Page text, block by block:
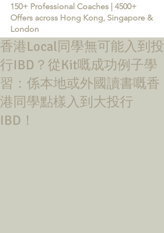
150+ Professional Coaches | 4500+
Offers across Hong Kong, Singapore &
London
Learn more about the Career Training Program 26/27
香港Local同學無可能入到投
行IBD？從Kit嘅成功例子學
習：係本地或外國讀書嘅香
港同學點樣入到大投行
IBD！